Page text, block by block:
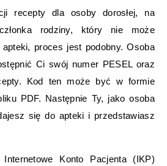
recepty dla osoby dorosłej, na
rodziny, który nie może
proces jest podobny. Osoba
Ci swój numer PESEL oraz
Kod ten może być w formie
PDF. Następnie Ty, jako osoba
się do apteki i przedstawiasz
Konto Pacjenta (IKP)